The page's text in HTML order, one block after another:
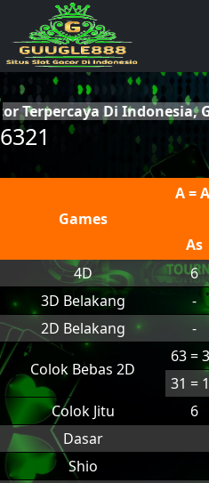
Di Indonesia,
6321
Games
A =
As
4D
6
3D Belakang
-
2D Belakang
-
Colok Bebas 2D
63 =
31 =
Colok Jitu
6
Dasar
Shio